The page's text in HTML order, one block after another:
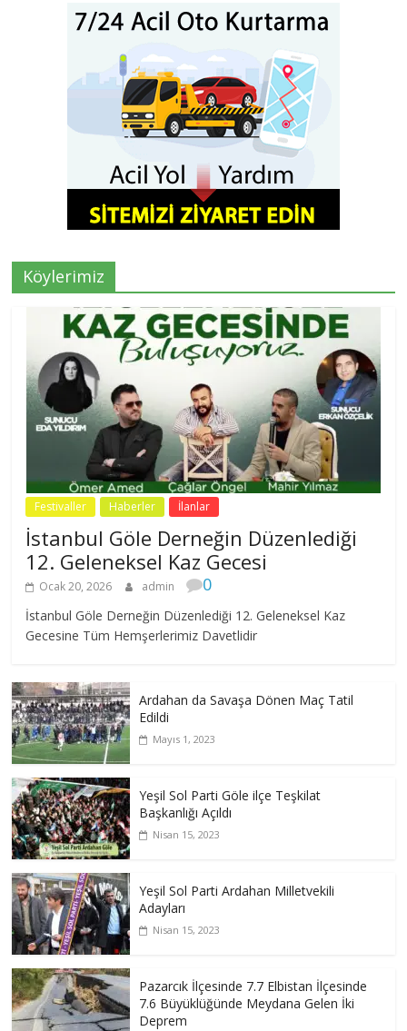
Köylerimiz
Festivaller Haberler İlanlar
İstanbul Göle Derneğin Düzenlediği
12. Geleneksel Kaz Gecesi
Ocak 20, 2026 admin 0
İstanbul Göle Derneğin Düzenlediği 12. Geleneksel Kaz
Gecesine Tüm Hemşerlerimiz Davetlidir
Ardahan da Savaşa Dönen Maç Tatil
Edildi
Mayıs 1, 2023
Yeşil Sol Parti Göle ilçe Teşkilat
Başkanlığı Açıldı
Nisan 15, 2023
Yeşil Sol Parti Ardahan Milletvekili
Adayları
Nisan 15, 2023
Pazarcık İlçesinde 7.7 Elbistan İlçesinde
7.6 Büyüklüğünde Meydana Gelen İki
Deprem